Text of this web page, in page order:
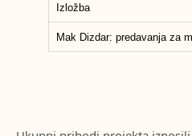
Izložba
Mak Dizdar: predavanja za